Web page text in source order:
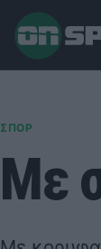
ΣΠΟΡ
Με